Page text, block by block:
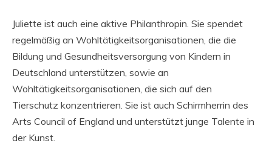
Juliette ist auch eine aktive Philanthropin. Sie spendet
regelmäßig an Wohltätigkeitsorganisationen, die die
Bildung und Gesundheitsversorgung von Kindern in
Deutschland unterstützen, sowie an
Wohltätigkeitsorganisationen, die sich auf den
Tierschutz konzentrieren. Sie ist auch Schirmherrin des
Arts Council of England und unterstützt junge Talente in
der Kunst.